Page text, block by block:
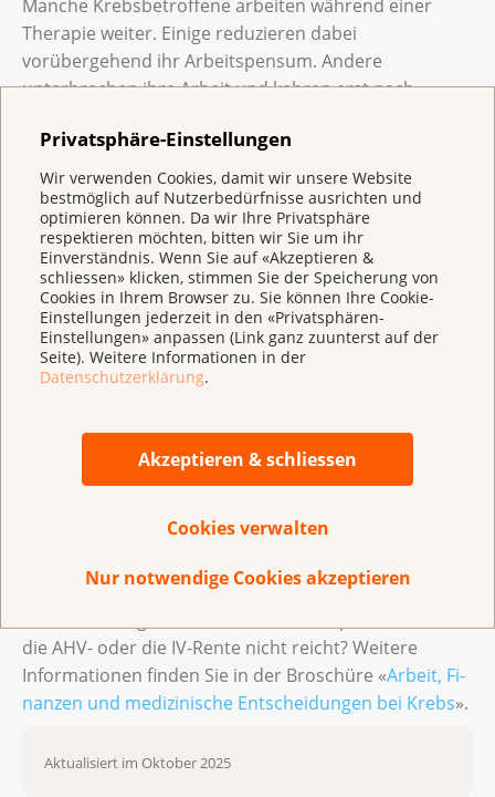
Privatsphäre-Einstellungen
Wir verwenden Cookies, damit wir unsere Website
bestmöglich auf Nutzerbedürfnisse ausrichten und
optimieren können. Da wir Ihre Privatsphäre
respektieren möchten, bitten wir Sie um ihr
Einverständnis. Wenn Sie auf «Akzeptieren &
schliessen» klicken, stimmen Sie der Speicherung von
Cookies in Ihrem Browser zu. Sie können Ihre Cookie-
Einstellungen jederzeit in den «Privatsphären-
Einstellungen» anpassen (Link ganz zuunterst auf der
Seite). Weitere Informationen in der
Datenschutzerklärung.
Akzeptieren & schliessen
Cookies verwalten
Nur notwendige Cookies akzeptieren
Manche Krebsbetroffene arbeiten während einer
Therapie weiter. Einige reduzieren dabei
vorübergehend ihr Arbeitspensum. Andere
unterbrechen ihre Arbeit und kehren erst nach
wieder an ihren Arbeitsplatz zurück.
Vielleicht sind Sie nicht mehr so belastbar wie früher.
Krebs und Krebstherapien können zu ständiger
Müdigkeit (Fatigue) oder zu Schlafstörungen führen.
Eventuell haben Sie Probleme mit dem Gedächtnis
oder können sich schlecht konzentrieren.
Planen Sie den Arbeitsalltag oder die Rückkehr an
Ihren Arbeitsplatz zusammen mit Ihrem
Behandlungsteam und Ihrem Arbeitgeber. Vielleicht
vorübergehend weniger Stunden pro Woche.
Möchten Sie mehr wissen zum Arbeiten nach
kantonalen Krebsligen helfen Ihnen weiter. Weitere
Arbeiten mit und nach Krebs».
die AHV- oder die IV-Rente nicht reicht? Weitere
Informationen finden Sie in der Broschüre «Ar­beit, Fi­
nan­zen und me­di­zi­ni­sche Ent­schei­dun­gen bei Krebs».
Aktualisiert im Oktober 2025